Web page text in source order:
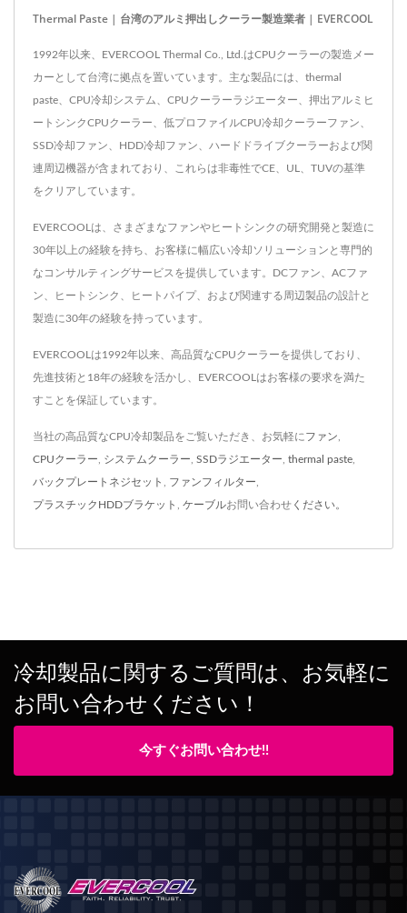
Thermal Paste | 台湾のアルミ押出しクーラー製造業者 | EVERCOOL
1992年以来、EVERCOOL Thermal Co., Ltd.はCPUクーラーの製造メー
カーとして台湾に拠点を置いています。主な製品には、thermal
paste、CPU冷却システム、CPUクーラーラジエーター、押出アルミヒ
ートシンクCPUクーラー、低プロファイルCPU冷却クーラーファン、
SSD冷却ファン、HDD冷却ファン、ハードドライブクーラーおよび関
連周辺機器が含まれており、これらは非毒性でCE、UL、TUVの基準
をクリアしています。
EVERCOOLは、さまざまなファンやヒートシンクの研究開発と製造に
30年以上の経験を持ち、お客様に幅広い冷却ソリューションと専門的
なコンサルティングサービスを提供しています。DCファン、ACファ
ン、ヒートシンク、ヒートパイプ、および関連する周辺製品の設計と
製造に30年の経験を持っています。
EVERCOOLは1992年以来、高品質なCPUクーラーを提供しており、
先進技術と18年の経験を活かし、EVERCOOLはお客様の要求を満た
すことを保証しています。
当社の高品質なCPU冷却製品をご覧いただき、お気軽にファン
CPUクーラー システムクーラー SSDラジエーター thermal paste
バックプレートネジセット ファンフィルター
プラスチックHDDブラケット ケーブルお問い合わせ ください。
冷却製品に関するご質問は、お気軽に
お問い合わせください！
今すぐお問い合わせ!!